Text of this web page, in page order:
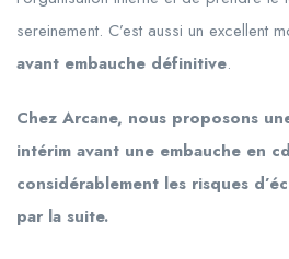
sereinement. C’est aussi un excellent
avant embauche définitive.
Chez Arcane, nous proposons
intérim avant une embauche en
considérablement les risques
par la suite.